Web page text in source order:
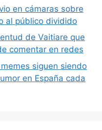
en cámaras sobre
al público dividido
de Vaitiare que
comentar en redes
siguen siendo
en España cada